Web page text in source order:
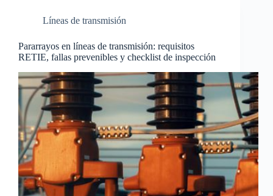
Líneas de transmisión
Pararrayos en líneas de transmisión: requisitos
RETIE, fallas prevenibles y checklist de inspección